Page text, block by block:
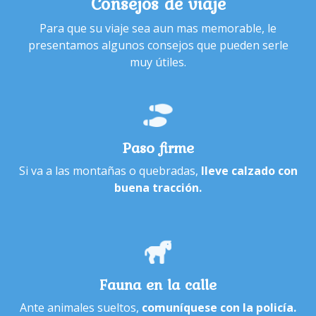
Para que su viaje sea aun mas memorable, le
presentamos algunos consejos que pueden serle
muy útiles.
Paso firme
Si va a las montañas o quebradas, lleve calzado con
buena tracción.
Fauna en la calle
Ante animales sueltos, comuníquese con la policía.